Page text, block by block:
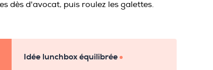
dès d'avocat, puis roulez les galettes.
Idée lunchbox équilibrée